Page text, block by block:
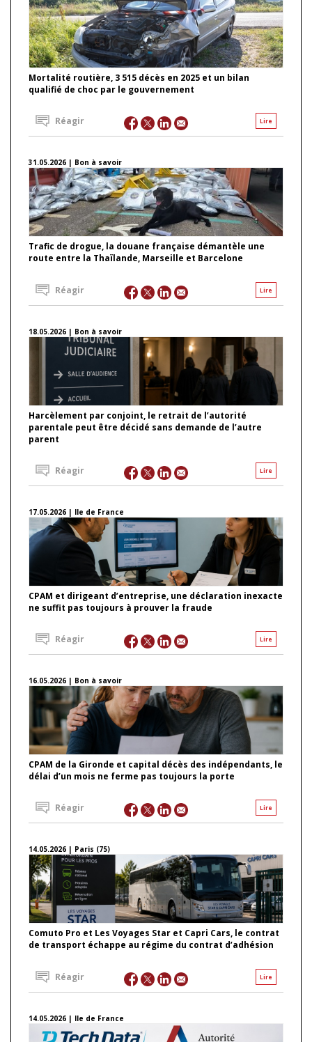
Mortalité routière, 3 515 décès en 2025 et un bilan
qualifié de choc par le gouvernement
Lire
Réagir
31.05.2026 | Bon à savoir
Trafic de drogue, la douane française démantèle une
route entre la Thaïlande, Marseille et Barcelone
Lire
Réagir
18.05.2026 | Bon à savoir
Harcèlement par conjoint, le retrait de l’autorité
parentale peut être décidé sans demande de l’autre
parent
Lire
Réagir
17.05.2026 | Ile de France
CPAM et dirigeant d’entreprise, une déclaration inexacte
ne suffit pas toujours à prouver la fraude
Lire
Réagir
16.05.2026 | Bon à savoir
CPAM de la Gironde et capital décès des indépendants, le
délai d’un mois ne ferme pas toujours la porte
Lire
Réagir
14.05.2026 | Paris (75)
Comuto Pro et Les Voyages Star et Capri Cars, le contrat
de transport échappe au régime du contrat d’adhésion
Lire
Réagir
14.05.2026 | Ile de France